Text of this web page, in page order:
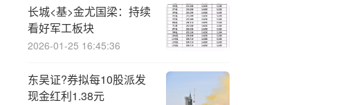
长城<基>金尤国梁：持续
看好军工板块
2026-01-25 16:45:36
东吴证?券拟每10股派发
现金红利1.38元